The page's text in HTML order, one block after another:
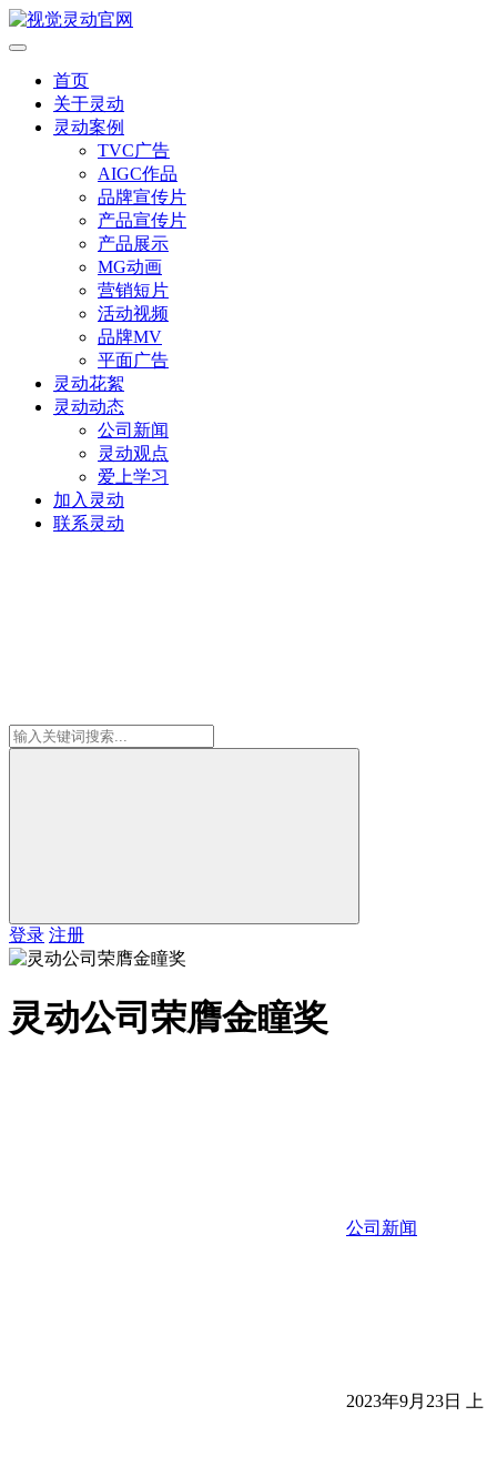
首页
关于灵动
灵动案例
TVC广告
AIGC作品
品牌宣传片
产品宣传片
产品展示
MG动画
营销短片
活动视频
品牌MV
平面广告
灵动花絮
灵动动态
公司新闻
灵动观点
爱上学习
加入灵动
联系灵动
登录 注册
灵动公司荣膺金瞳奖
公司新闻
2023年9月23日 上